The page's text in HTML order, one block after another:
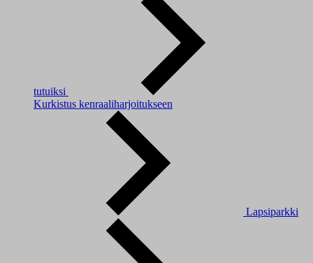
tutuiksi
Kurkistus kenraaliharjoitukseen
Lapsiparkki